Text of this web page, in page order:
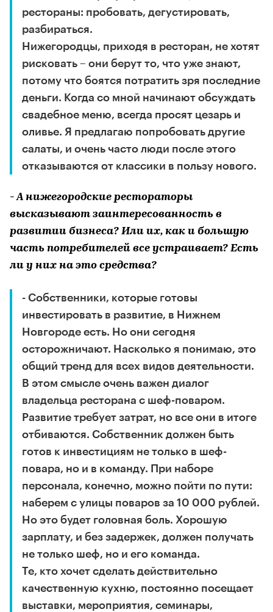
рестораны: пробовать, дегустировать,
разбираться.
Нижегородцы, приходя в ресторан, не хотят
рисковать – они берут то, что уже знают,
потому что боятся потратить зря последние
деньги. Когда со мной начинают обсуждать
свадебное меню, всегда просят цезарь и
оливье. Я предлагаю попробовать другие
салаты, и очень часто люди после этого
отказываются от классики в пользу нового.
- А нижегородские рестораторы
высказывают заинтересованность в
развитии бизнеса? Или их, как и большую
часть потребителей все устраивает? Есть
ли у них на это средства?
- Собственники, которые готовы
инвестировать в развитие, в Нижнем
Новгороде есть. Но они сегодня
осторожничают. Насколько я понимаю, это
общий тренд для всех видов деятельности.
В этом смысле очень важен диалог
владельца ресторана с шеф-поваром.
Развитие требует затрат, но все они в итоге
отбиваются. Собственник должен быть
готов к инвестициям не только в шеф-
повара, но и в команду. При наборе
персонала, конечно, можно пойти по пути:
наберем с улицы поваров за 10 000 рублей.
Но это будет головная боль. Хорошую
зарплату, и без задержек, должен получать
не только шеф, но и его команда.
Те, кто хочет сделать действительно
качественную кухню, постоянно посещает
выставки, мероприятия, семинары,